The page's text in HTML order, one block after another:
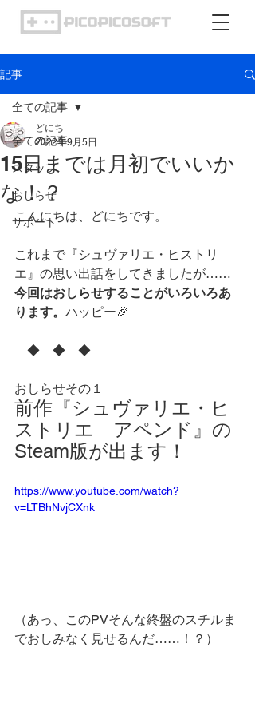
記事
全ての記事
スタッフ
おしらせ
サポート
全ての記事
15日までは月初でいいか
な！？
どにち
2022年9月5日
こんにちは、どにちです。
これまで『シュヴァリエ・ヒストリ
エ』の思い出話をしてきましたが……
今回はおしらせすることがいろいろあ
ります。 ハッピー🎉
◆　◆　◆
おしらせその１
前作『シュヴァリエ・ヒ
ストリエ　アペンド』の
Steam版が出ます！
https://www.youtube.com/watch?
v=LTBhNvjCXnk
（あっ、このPVそんな終盤のスチルま
でおしみなく見せるんだ……！？）